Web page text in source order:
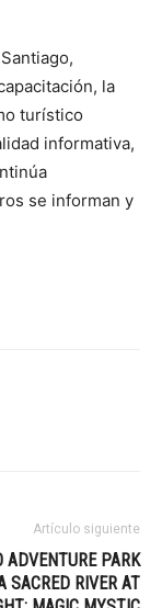
la
turístico
informativa,
se informan y
Artículo siguiente
ADVENTURE PARK
SACRED RIVER AT